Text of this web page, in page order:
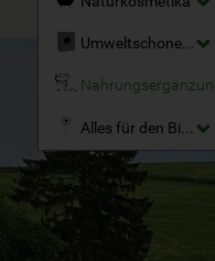
Umweltschonende
Alles für den Bio-